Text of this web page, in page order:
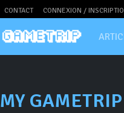
CONTACT CONNEXION /
MY